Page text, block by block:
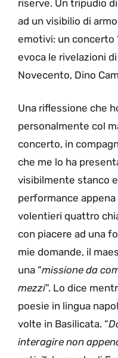
riserve. Un tripudio
ad un visibilio di
emotivi: un concerto
evoca le rivelazioni
Novecento, Dino
Una riflessione che
personalmente col
concerto, in
che me lo ha
visibilmente stanco
performance
volentieri quattro
con piacere ad una
mie domande, il
una “missione da
mezzi“. Lo dice
poesie in lingua
volte in Basilicata. “
interagire non